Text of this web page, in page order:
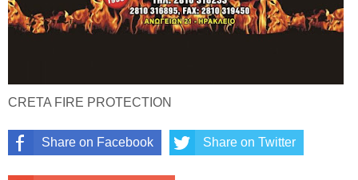
CRETA FIRE PROTECTION
Share on Facebook Share on Twitter